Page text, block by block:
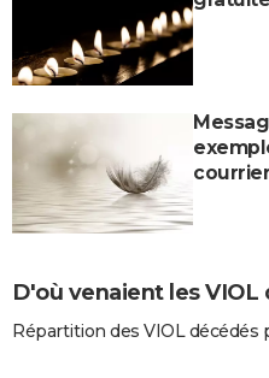
courrier
D'où venaient les
Répartition des VIOL